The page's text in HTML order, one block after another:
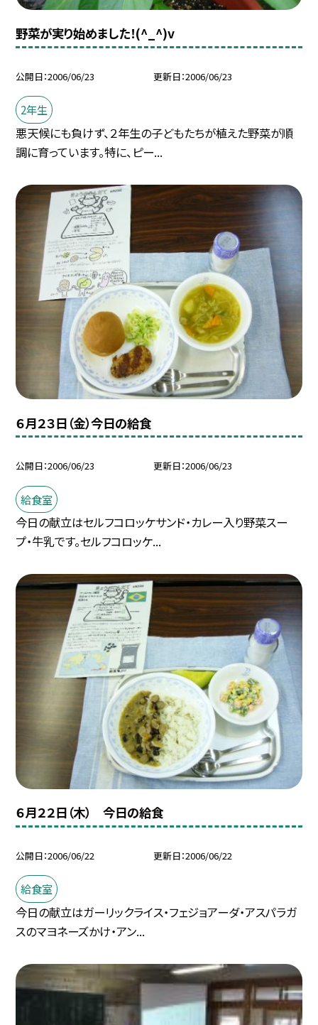
野菜が実り始めました！(^_^)v
公開日 2006/06/23 更新日 2006/06/23
2年生
悪天候にも負けず、２年生の子どもたちが植えた野菜が順
調に育っています。特に、ピー...
６月２３日（金）今日の給食
公開日 2006/06/23 更新日 2006/06/23
給食室
今日の献立はセルフコロッケサンド・カレー入り野菜スー
プ・牛乳です。セルフコロッケ...
６月２２日（木） 今日の給食
公開日 2006/06/22 更新日 2006/06/22
給食室
今日の献立はガーリックライス・フェジョアーダ・アスパラガ
スのマヨネーズかけ・アン...